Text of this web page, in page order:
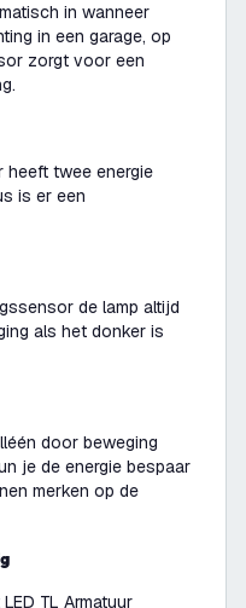
in wanneer
in een garage, op
zorgt voor een
heeft twee energie
is er een
de lamp altijd
als het donker is
door beweging
je de energie bespaar
merken op de
TL Armatuur